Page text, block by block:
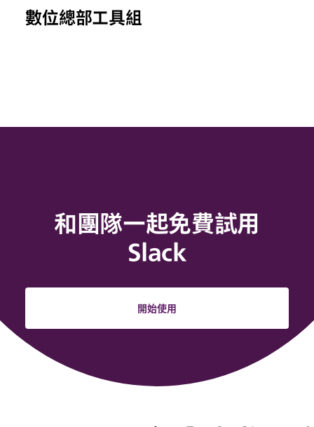
數位總部工具組
和團隊一起免費試用
Slack
開始使用